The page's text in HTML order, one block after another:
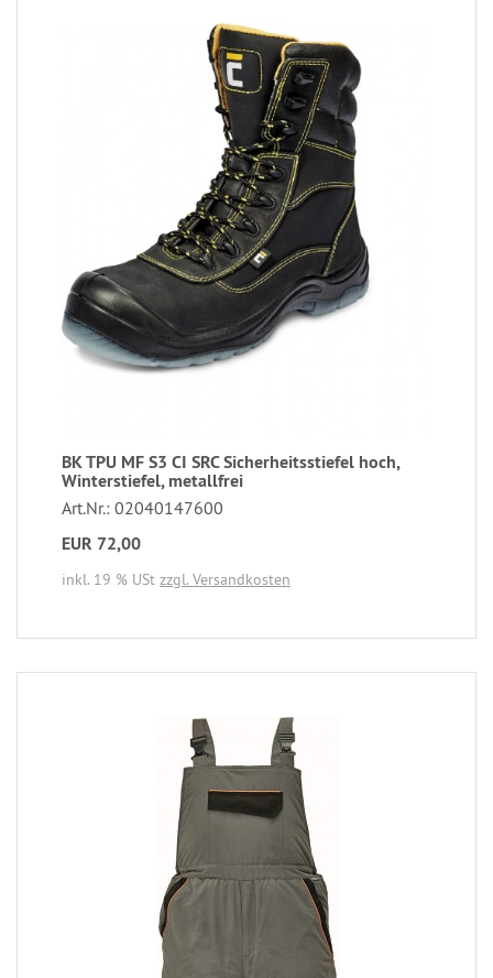
BK TPU MF S3 CI SRC Sicherheitsstiefel hoch,
Winterstiefel, metallfrei
Art.Nr.: 02040147600
EUR 72,00
inkl. 19 % USt zzgl. Versandkosten